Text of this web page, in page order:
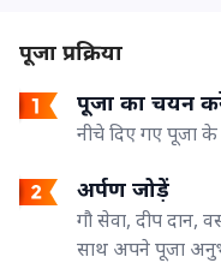
पूजा प्रक्रिया
पूजा का चयन
नीचे दिए गए पूजा
अर्पण जोड़ें
गौ सेवा, दीप दान,
साथ अपने पूजा